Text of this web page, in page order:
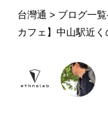
台灣通 > ブログ一
カフェ】中山駅近